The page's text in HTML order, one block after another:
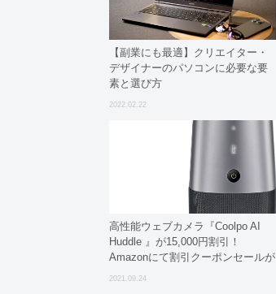
【副業にも最適】クリエイター・
デザイナーのパソコンに必要な要
素と選び方
2022.02.22
高性能ウェブカメラ『Coolpo AI
Huddle 』が15,000円割引！
Amazonにて割引クーポンセールが
実施、専用ソフトウェアの最新ア
2021.09.24